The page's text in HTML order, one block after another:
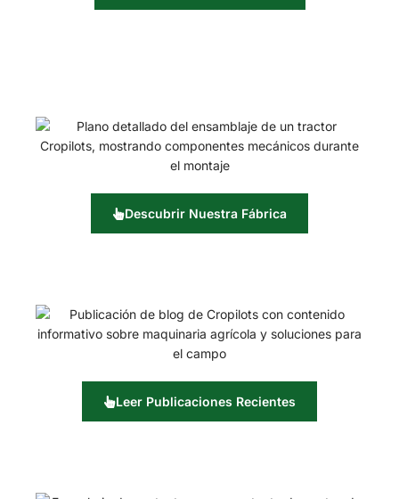
Descubrir Nuestra Fábrica
Leer Publicaciones Recientes